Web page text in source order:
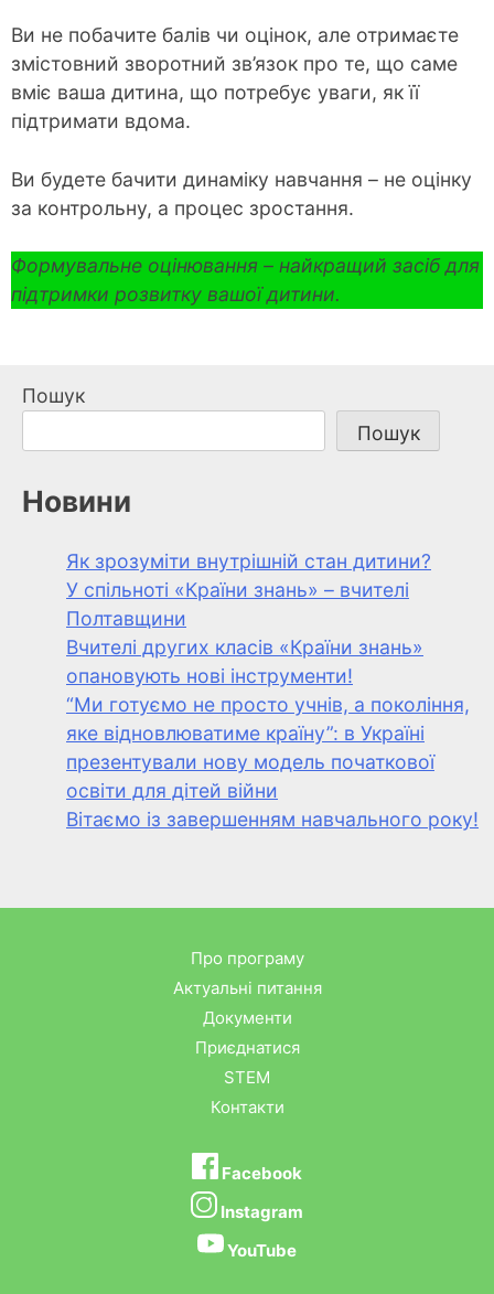
Ви не побачите балів чи оцінок, але отримаєте
змістовний зворотний зв’язок про те, що саме
вміє ваша дитина, що потребує уваги, як її
підтримати вдома.
Ви будете бачити динаміку навчання – не оцінку
за контрольну, а процес зростання.
Формувальне оцінювання – найкращий засіб для
підтримки розвитку вашої дитини.
Пошук
Пошук
Новини
Як зрозуміти внутрішній стан дитини?
У спільноті «Країни знань» – вчителі
Полтавщини
Вчителі других класів «Країни знань»
опановують нові інструменти!
“Ми готуємо не просто учнів, а покоління,
яке відновлюватиме країну”: в Україні
презентували нову модель початкової
освіти для дітей війни
Вітаємо із завершенням навчального року!
Про програму
Актуальні питання
Документи
Приєднатися
STEM
Контакти
Facebook
Instagram
YouTube